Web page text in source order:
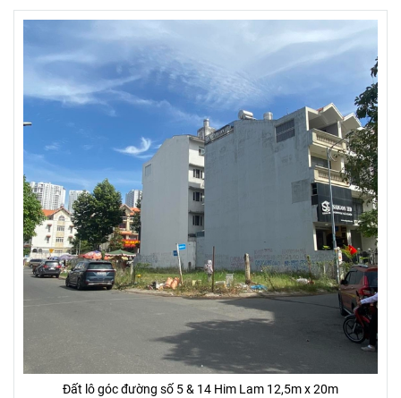
Đất lô góc đường số 5 & 14 Him Lam 12,5m x 20m